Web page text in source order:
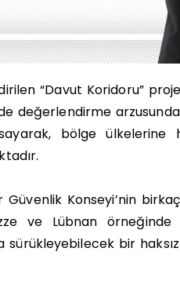
“Davut Koridoru”
değerlendirme
bölge
Konseyi’nin
ve Lübnan
bir